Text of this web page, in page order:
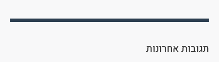
תגובות אחרונות